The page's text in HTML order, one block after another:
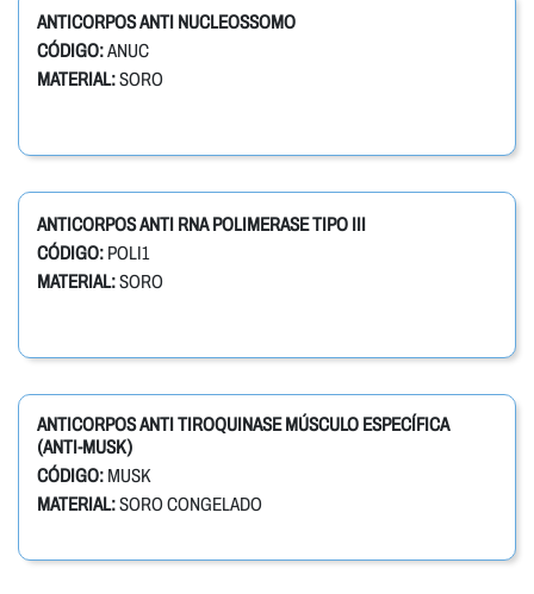
ANTICORPOS ANTI NUCLEOSSOMO
CÓDIGO:ANUC
MATERIAL:SORO
ANTICORPOS ANTI RNA POLIMERASE TIPO III
CÓDIGO: POLI1
MATERIAL:SORO
ANTICORPOS ANTI TIROQUINASE MÚSCULO ESPECÍFICA
(ANTI-MUSK)
CÓDIGO: MUSK
MATERIAL:SORO CONGELADO